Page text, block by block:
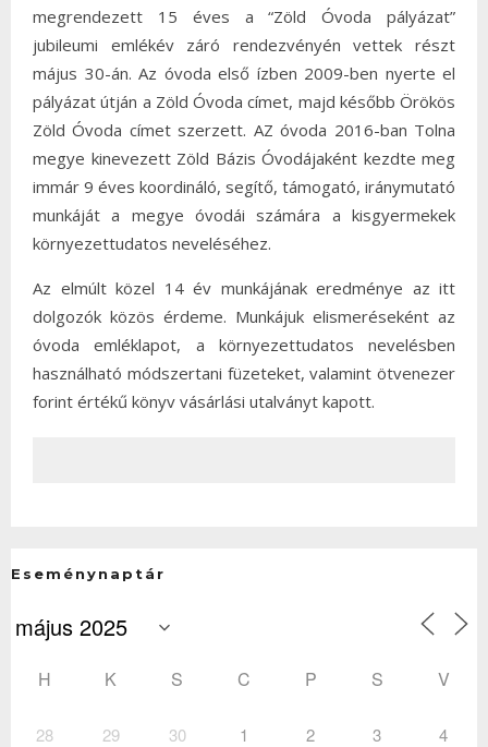
megrendezett 15 éves a “Zöld Óvoda pályázat”
jubileumi emlékév záró rendezvényén vettek részt
május 30-án. Az óvoda első ízben 2009-ben nyerte el
pályázat útján a Zöld Óvoda címet, majd később Örökös
Zöld Óvoda címet szerzett. AZ óvoda 2016-ban Tolna
megye kinevezett Zöld Bázis Óvodájaként kezdte meg
immár 9 éves koordináló, segítő, támogató, iránymutató
munkáját a megye óvodái számára a kisgyermekek
környezettudatos neveléséhez.
Az elmúlt közel 14 év munkájának eredménye az itt
dolgozók közös érdeme. Munkájuk elismeréseként az
óvoda emléklapot, a környezettudatos nevelésben
használható módszertani füzeteket, valamint ötvenezer
forint értékű könyv vásárlási utalványt kapott.
Eseménynaptár
H K S C P S V
28 29 30 1 2 3 4